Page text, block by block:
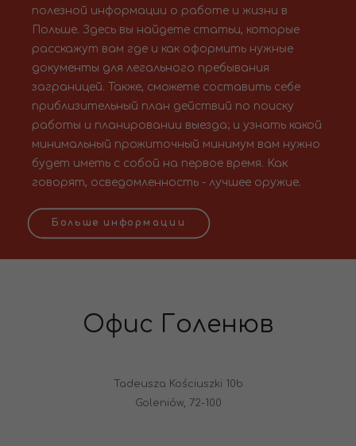
полезной информации о работе и жизни в
Польше. Здесь вы найдете статьи, которые
расскажут вам где и как оформить нужные
документы для легального пребывания
заграницей. Также, сможете составить себе
приблизительный план действий по поиску
работы и планировании выезда; и узнать какой
минимальный прожиточный минимум вам нужно
будет иметь с собой на первое время. Как
говорят, осведомленность - лучшее оружие.
Больше информации
Офис Голенюв
Tadeusza Kościuszki 10b
Goleniów, 72-100